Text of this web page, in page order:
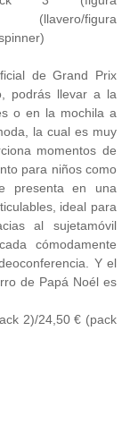
figura
de Grand Prix
podrás llevar a la
o en la mochila a
la cual es muy
momentos de
para niños como
presenta en una
ideal para
al sujetamóvil
cómodamente
Y el
de Papá Noél es
2)/24,50 € (pack